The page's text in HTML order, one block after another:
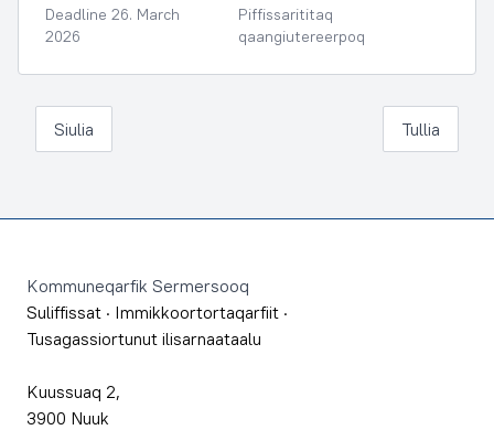
Deadline 26. March
2026
Piffissarititaq
qaangiutereerpoq
Siulia Tullia
Kommuneqarfik Sermersooq
Suliffissat · Immikkoortortaqarfiit ·
Tusagassiortunut ilisarnaataalu
Kuussuaq 2,
3900 Nuuk